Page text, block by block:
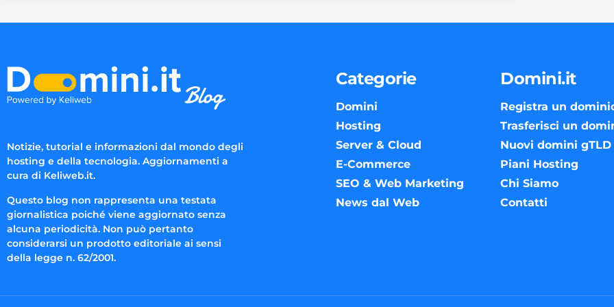
Notizie, tutorial e informazioni dal mondo degli
hosting e della tecnologia. Aggiornamenti a
cura di Keliweb.it.
Questo blog non rappresenta una testata
giornalistica poiché viene aggiornato senza
alcuna periodicità. Non può pertanto
considerarsi un prodotto editoriale ai sensi
della legge n. 62/2001.
Categorie
Domini
Hosting
Server & Cloud
E-Commerce
SEO & Web Marketing
News dal Web
Domini.it
Registra un
Trasferisci un
Nuovi domini gTLD
Piani Hosting
Chi Siamo
Contatti